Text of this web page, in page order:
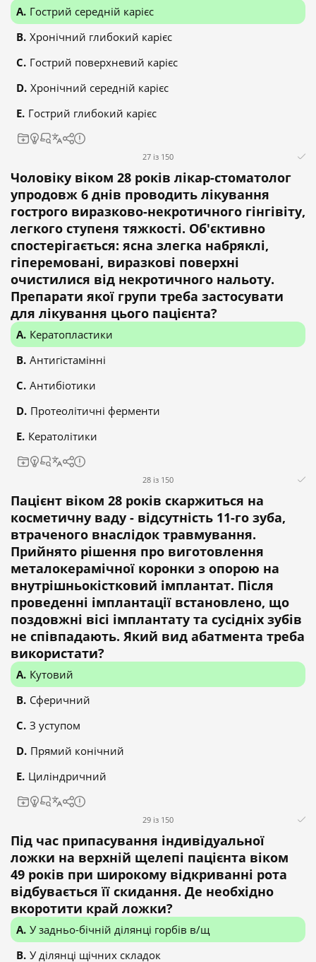
Гострий середній карієс
Хронічний глибокий карієс
Гострий поверхневий карієс
Хронічний середній карієс
Гострий глибокий карієс
27 із 150
Чоловіку віком 28 років лікар-стоматолог
упродовж 6 днів проводить лікування
гострого виразково-некротичного гінгівіту,
легкого ступеня тяжкості. Об'єктивно
спостерігається: ясна злегка набряклі,
гіперемовані, виразкові поверхні
очистилися від некротичного нальоту.
Препарати якої групи треба застосувати
для лікування цього пацієнта?
Кератопластики
Антигістамінні
Антибіотики
Протеолітичні ферменти
Кератолітики
28 із 150
Пацієнт віком 28 років скаржиться на
косметичну ваду - відсутність 11-го зуба,
втраченого внаслідок травмування.
Прийнято рішення про виготовлення
металокерамічної коронки з опорою на
внутрішньокістковий імплантат. Після
проведенні імплантації встановлено, що
поздовжні вісі імплантату та сусідніх зубів
не співпадають. Який вид абатмента треба
використати?
Кутовий
Сферичний
З уступом
Прямий конічний
Циліндричний
29 із 150
Під час припасування індивідуальної
ложки на верхній щелепі пацієнта віком
49 років при широкому відкриванні рота
відбувається її скидання. Де необхідно
вкоротити край ложки?
У задньо-бічній ділянці горбів в/щ
У ділянці щічних складок